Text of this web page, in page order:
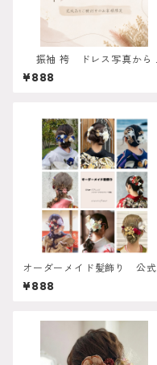
振袖 袴 ドレス写真から
シミュレーション対応 振
袖 成人式 卒業式 袴 ヘ
ドドレス
¥888
オーダーメイド髪飾り 公式
NEより受付中 振袖 成人
式 卒業式 袴 ヘアアレン
¥888